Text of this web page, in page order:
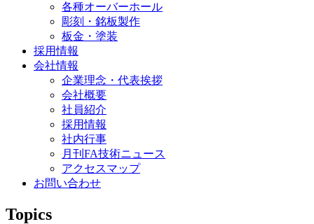
各種オーバーホール
彫刻・銘板製作
板金・塗装
採用情報
会社情報
企業理念・代表挨拶
会社概要
社員紹介
採用情報
社内行事
月刊FA技術ニュース
アクセスマップ
お問い合わせ
Topics